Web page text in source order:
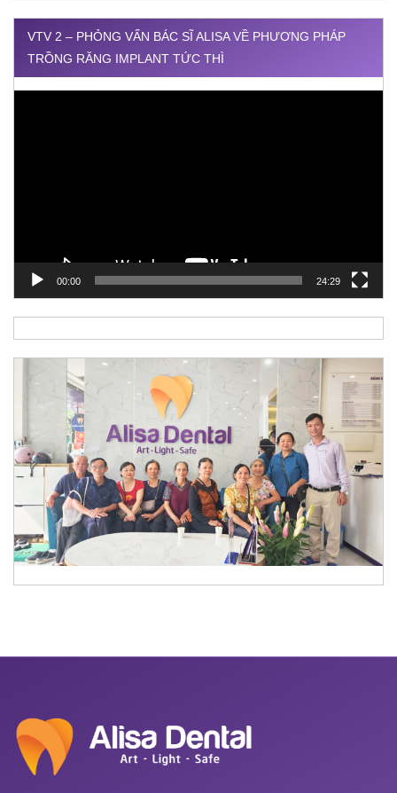
VTV 2 – PHỎNG VẤN BÁC SĨ ALISA VỀ PHƯƠNG PHÁP
TRỒNG RĂNG IMPLANT TỨC THÌ
00:00 24:29